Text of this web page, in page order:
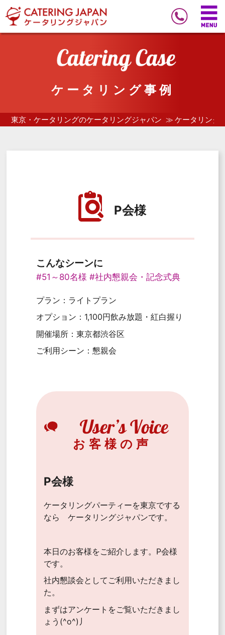
ケータリング事例
東京・ケータリングのケータリングジャパン ケータリング
P会様
こんなシーンに
#51～80名様 #社内懇親会・記念式典
プラン：ライトプラン
オプション：1,100円飲み放題・紅白握り
開催場所：東京都渋谷区
ご利用シーン：懇親会
お客様の声
P会様
ケータリングパーティーを東京でする
なら ケータリングジャパンです。
本日のお客様をご紹介します。P会様
です。
社内懇談会としてご利用いただきまし
た。
まずはアンケートをご覧いただきまし
ょう(^o^)丿